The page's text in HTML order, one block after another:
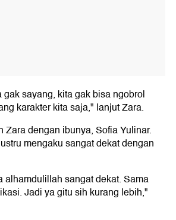
sayang, kita gak bisa ngobrol
karakter kita saja," lanjut Zara.
Zara dengan ibunya, Sofia Yulinar.
mengaku sangat dekat dengan
alhamdulillah sangat dekat. Sama
Jadi ya gitu sih kurang lebih,"